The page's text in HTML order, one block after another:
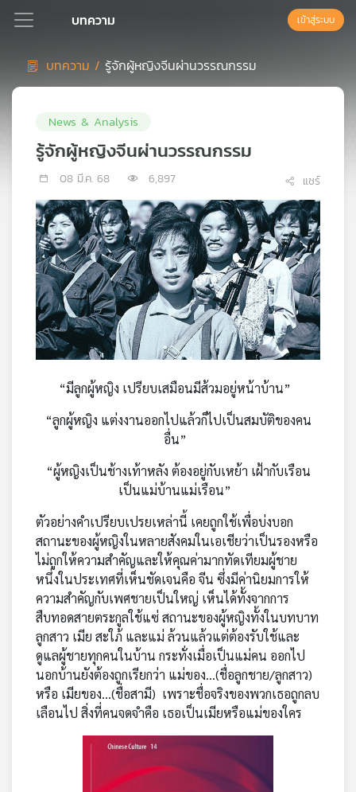
Podcast
แนะนำ
บทความ
กิจกรรม
เกี่ยว
เข้าสู่ระบบ
บทความ
บทความ / รู้จักผู้หญิงจีนผ่านวรรณกรรม
News & Analysis
รู้จักผู้หญิงจีนผ่านวรรณกรรม
08 มี.ค. 68 6,897 แชร์
“มีลูกผู้หญิง เปรียบเสมือนมีส้วมอยู่หน้าบ้าน”
“ลูกผู้หญิง แต่งงานออกไปแล้วก็ไปเป็นสมบัติของคน
อื่น”
“ผู้หญิงเป็นช้างเท้าหลัง ต้องอยู่กับเหย้า เฝ้ากับเรือน
เป็นแม่บ้านแม่เรือน”
ตัวอย่างคำเปรียบเปรยเหล่านี้ เคยถูกใช้เพื่อบ่งบอก
สถานะของผู้หญิงในหลายสังคมในเอเชียว่าเป็นรองหรือ
ไม่ถูกให้ความสำคัญและให้คุณค่ามากทัดเทียมผู้ชาย
หนึ่งในประเทศที่เห็นชัดเจนคือ จีน ซึ่งมีค่านิยมการให้
ความสำคัญกับเพศชายเป็นใหญ่ เห็นได้ทั้งจากการ
สืบทอดสายตระกูลใช้แซ่ สถานะของผู้หญิงทั้งในบทบาท
ลูกสาว เมีย สะใภ้ และแม่ ล้วนแล้วแต่ต้องรับใช้และ
ดูแลผู้ชายทุกคนในบ้าน กระทั่งเมื่อเป็นแม่คน ออกไป
นอกบ้านยังต้องถูกเรียกว่า แม่ของ...(ชื่อลูกชาย/ลูกสาว)
หรือ เมียของ...(ชื่อสามี) เพราะชื่อจริงของพวกเธอถูกลบ
เลือนไป สิ่งที่คนจดจำคือ เธอเป็นเมียหรือแม่ของใคร